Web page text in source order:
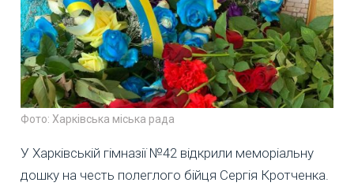
Фото: Харківська міська рада
У Харківській гімназії №42 відкрили меморіальну
дошку на честь полеглого бійця Сергія Кротченка.